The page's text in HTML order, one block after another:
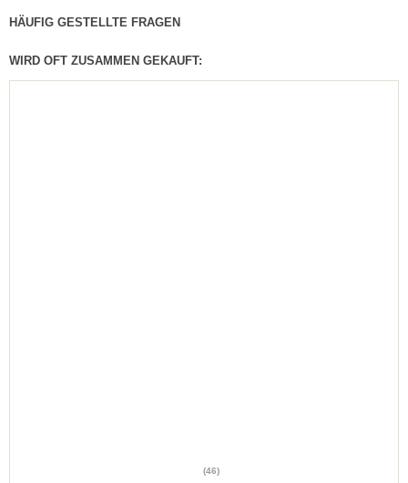
HÄUFIG GESTELLTE FRAGEN
WIRD OFT ZUSAMMEN GEKAUFT:
(46)